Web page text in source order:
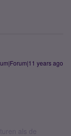
years ago
als de